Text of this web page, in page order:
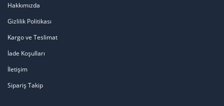
Hakkımızda
Gizlilik Politikası
Kargo ve Teslimat
İade Koşulları
İletişim
Sipariş Takip